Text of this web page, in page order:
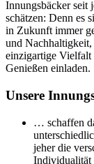
Innungsbäcker seit
schätzen: Denn es
in Zukunft immer
und
einzigartige Vielfalt
Genießen einladen.
Unsere
… schaffen
jeher die
Individualität